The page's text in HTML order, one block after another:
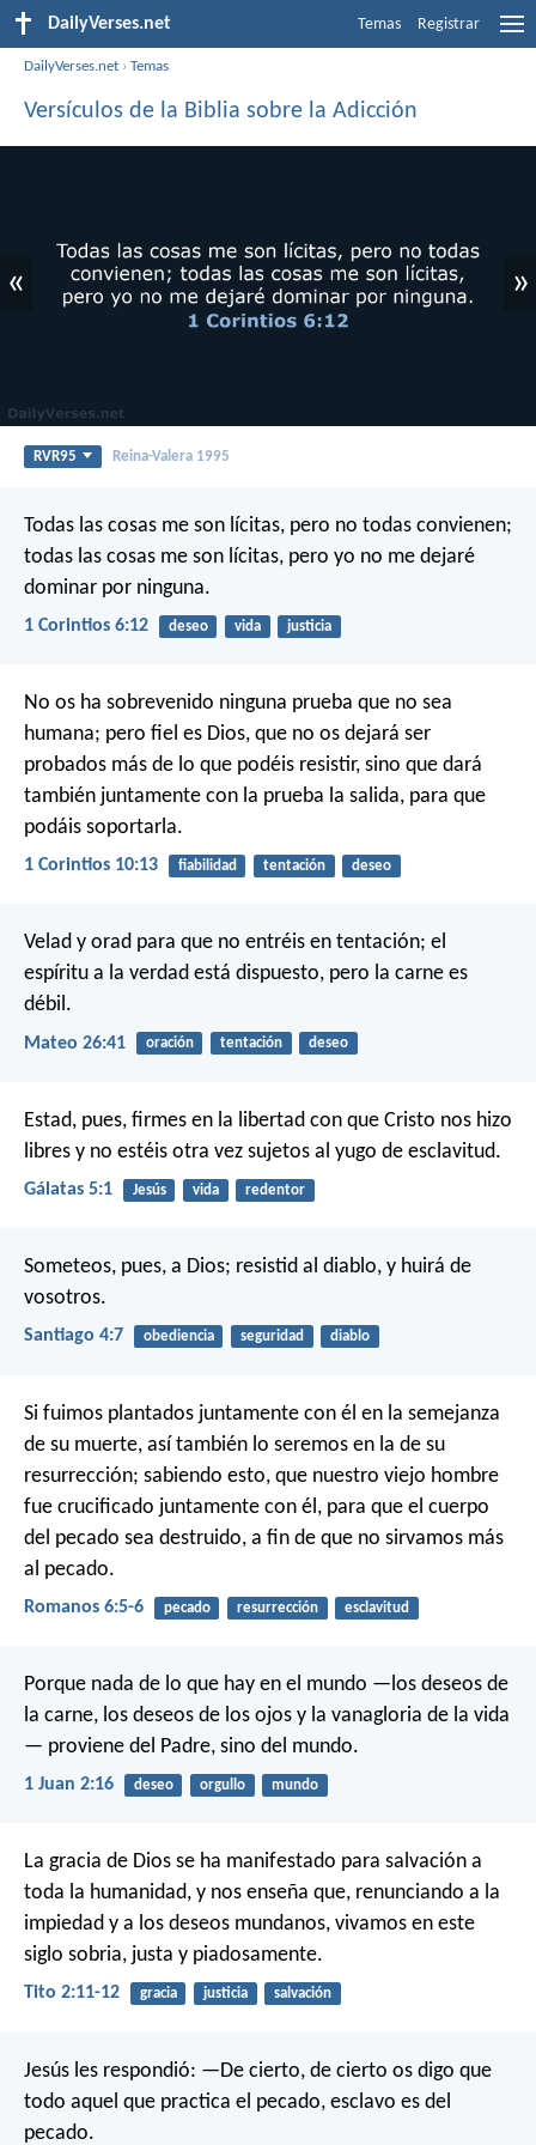
DailyVerses.net Temas Registrar
DailyVerses.net ›Temas
Versículos de la Biblia sobre la Adicción
« »
RVR95 Reina-Valera 1995
Todas las cosas me son lícitas, pero no todas convienen;
todas las cosas me son lícitas, pero yo no me dejaré
dominar por ninguna.
1 Corintios 6:12 deseo vida justicia
No os ha sobrevenido ninguna prueba que no sea
humana; pero fiel es Dios, que no os dejará ser
probados más de lo que podéis resistir, sino que dará
también juntamente con la prueba la salida, para que
podáis soportarla.
1 Corintios 10:13 fiabilidad tentación deseo
Velad y orad para que no entréis en tentación; el
espíritu a la verdad está dispuesto, pero la carne es
débil.
Mateo 26:41 oración tentación deseo
Estad, pues, firmes en la libertad con que Cristo nos hizo
libres y no estéis otra vez sujetos al yugo de esclavitud.
Gálatas 5:1 Jesús vida redentor
Someteos, pues, a Dios; resistid al diablo, y huirá de
vosotros.
Santiago 4:7 obediencia seguridad diablo
Si fuimos plantados juntamente con él en la semejanza
de su muerte, así también lo seremos en la de su
resurrección; sabiendo esto, que nuestro viejo hombre
fue crucificado juntamente con él, para que el cuerpo
del pecado sea destruido, a fin de que no sirvamos más
al pecado.
Romanos 6:5-6 pecado resurrección esclavitud
Porque nada de lo que hay en el mundo —los deseos de
la carne, los deseos de los ojos y la vanagloria de la vida
— proviene del Padre, sino del mundo.
1 Juan 2:16 deseo orgullo mundo
La gracia de Dios se ha manifestado para salvación a
toda la humanidad, y nos enseña que, renunciando a la
impiedad y a los deseos mundanos, vivamos en este
siglo sobria, justa y piadosamente.
Tito 2:11-12 gracia justicia salvación
Jesús les respondió: —De cierto, de cierto os digo que
todo aquel que practica el pecado, esclavo es del
pecado.